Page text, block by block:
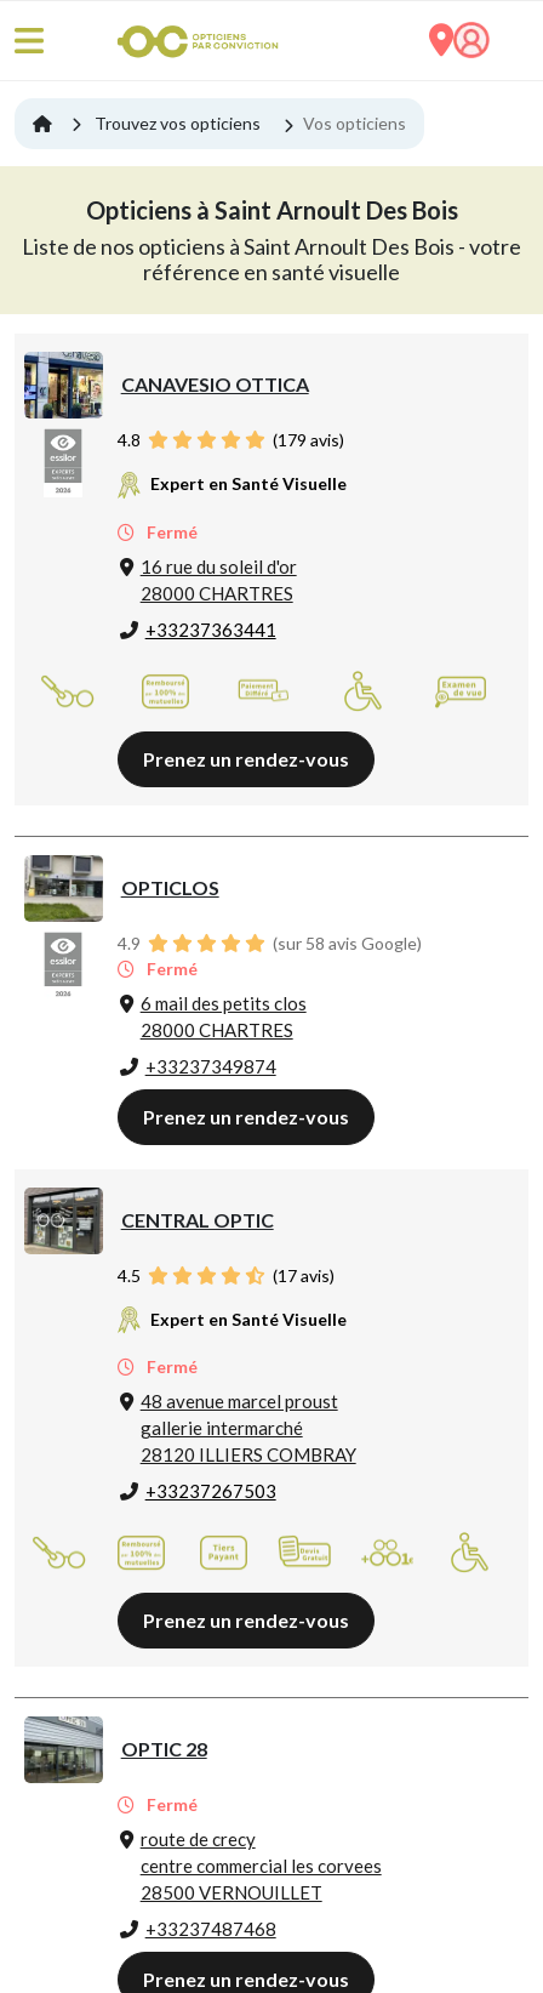
Trouvez vos opticiens Vos opticiens
Opticiens à Saint Arnoult Des Bois
Liste de nos opticiens à Saint Arnoult Des Bois - votre
référence en santé visuelle
CANAVESIO OTTICA
4.8 (179 avis)
Expert en Santé Visuelle
Fermé
16 rue du soleil d'or
28000 CHARTRES
+33237363441
Prenez un rendez-vous
OPTICLOS
4.9
(sur 58 avis Google)
Fermé
6 mail des petits clos
28000 CHARTRES
+33237349874
Prenez un rendez-vous
CENTRAL OPTIC
4.5 (17avis)
Expert en Santé Visuelle
Fermé
48 avenue marcel proust
gallerie intermarché
28120 ILLIERS COMBRAY
+33237267503
Prenez un rendez-vous
OPTIC 28
Fermé
route de crecy
centre commercial les corvees
28500 VERNOUILLET
+33237487468
Prenez un rendez-vous